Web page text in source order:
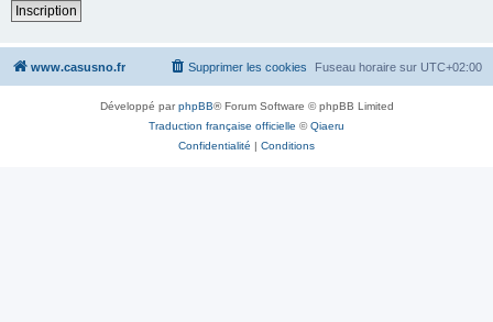
Inscription
www.casusno.fr Fuseau horaire sur UTC+02:00
Supprimer les cookies
Développé parphpBB® Forum Software © phpBB Limited
Traduction française officielle ©Qiaeru
Confidentialité | Conditions